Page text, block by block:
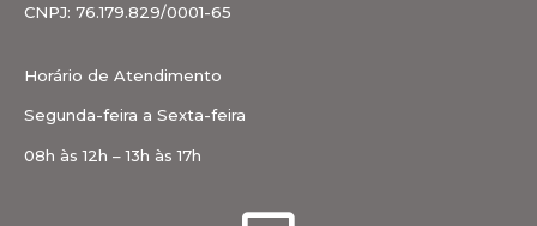
CNPJ: 76.179.829/0001-65
Horário de Atendimento
Segunda-feira a Sexta-feira
08h às 12h – 13h às 17h